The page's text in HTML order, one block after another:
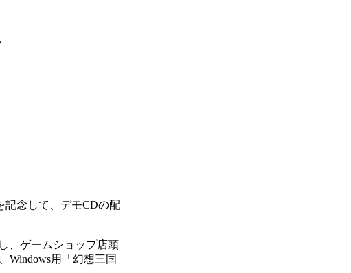
記念して、デモCDの配
、ゲームショップ店頭
Windows用「幻想三国